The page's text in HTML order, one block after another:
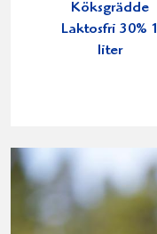
Köksgrädde
Laktosfri 30% 1
liter